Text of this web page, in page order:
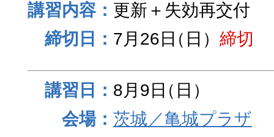
更新＋失効再交付
7月26日（日） 締切
8月9日（日）
茨城／亀城プラザ